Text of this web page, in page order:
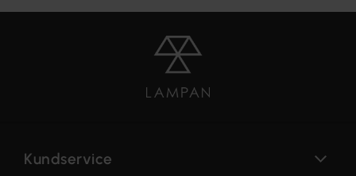
Kundservice